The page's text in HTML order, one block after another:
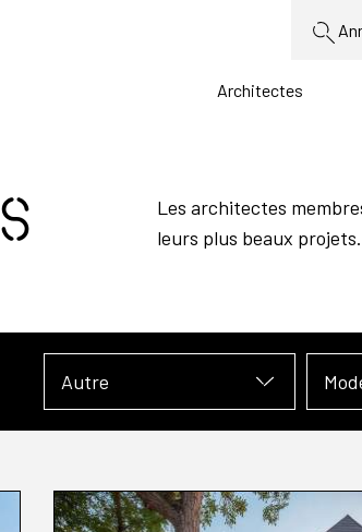
Architectes
Les architectes
leurs plus beaux projets.
Autre